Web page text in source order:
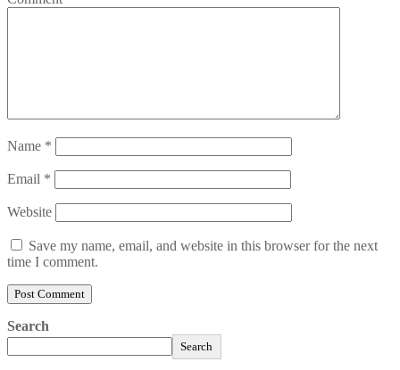
Name *
Email *
Website
Save my name, email, and website in this browser for the next
time I comment.
Search
Search